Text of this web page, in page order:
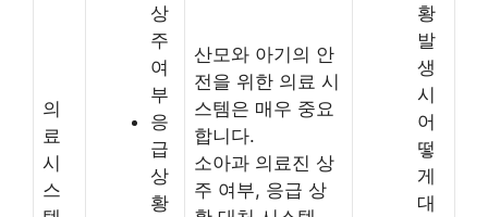
의
료
시
스
상
주
여
부
응
급
상
황
산모와 아기의 안
전을 위한 의료 시
스템은 매우 중요
합니다.
소아과 의료진 상
주 여부, 응급 상
황
발
생
시
어
떻
게
대